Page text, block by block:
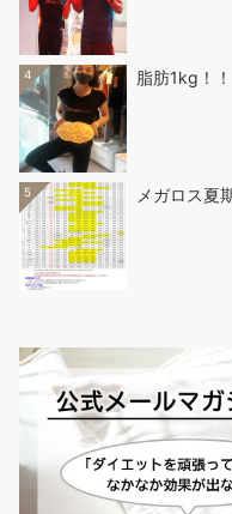
4 脂肪1kg！！
5 メガロス夏